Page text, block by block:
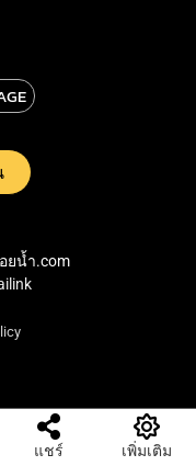
ยน้ำ.com
แชร์ เพิ่มเติม